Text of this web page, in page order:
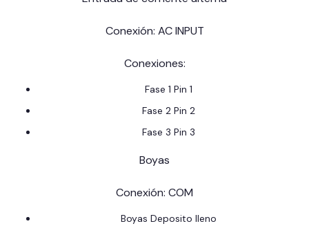
Conexión: AC INPUT
Conexiones:
Fase 1 Pin 1
Fase 2 Pin 2
Fase 3 Pin 3
Boyas
Conexión: COM
Boyas Deposito lleno